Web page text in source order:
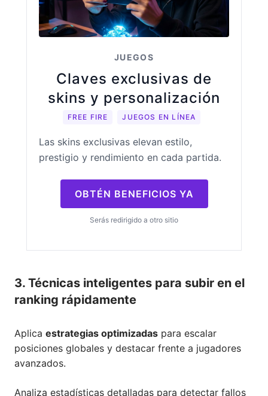
JUEGOS
Claves exclusivas de
skins y personalización
FREE FIRE JUEGOS EN LÍNEA
Las skins exclusivas elevan estilo,
prestigio y rendimiento en cada partida.
OBTÉN BENEFICIOS YA
Serás redirigido a otro sitio
3. Técnicas inteligentes para subir en el
ranking rápidamente
Aplica estrategias optimizadas para escalar
posiciones globales y destacar frente a jugadores
avanzados.
Analiza estadísticas detalladas para detectar fallos